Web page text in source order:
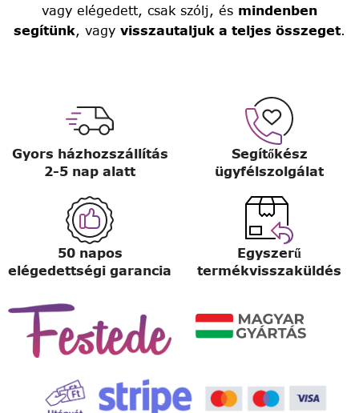
vagy elégedett, csak szólj, és mindenben
segítünk, vagy visszautaljuk a teljes összeget.
Gyors házhozszállítás
2-5 nap alatt
Segítőkész
ügyfélszolgálat
50 napos
elégedettségi garancia
Egyszerű
termékvisszaküldés